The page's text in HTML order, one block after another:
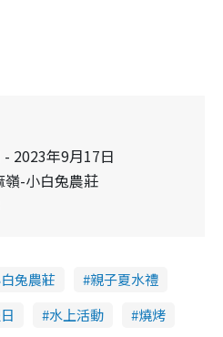
2023年9月17日
嶺-小白兔農莊
兔農莊
親子夏水禮
水上活動 燒烤